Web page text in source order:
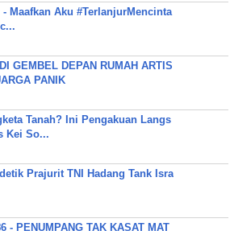
Maafkan Aku #TerlanjurMencinta
GEMBEL DEPAN RUMAH ARTIS
PANIK
Tanah? Ini Pengakuan Langs
Kei So...
Prajurit TNI Hadang Tank Isra
- PENUMPANG TAK KASAT MAT